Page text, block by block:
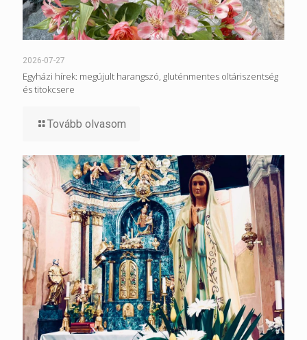
2026-07-27
Egyházi hírek: megújult harangszó, gluténmentes oltáriszentség
és titokcsere
Tovább olvasom